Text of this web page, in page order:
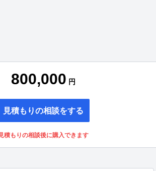
800,000 円
見積もりの相談をする
積もりの相談後に購入できます